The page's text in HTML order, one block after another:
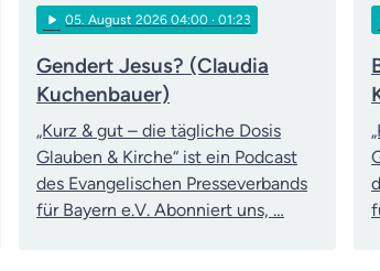
play_arrow 05 . August 2026 04:00 · 01:23
Gendert Jesus? (Claudia
Kuchenbauer)
„Kurz & gut – die tägliche Dosis
Glauben & Kirche“ ist ein Podcast
des Evangelischen Presseverbands
für Bayern e.V. Abonniert uns, …